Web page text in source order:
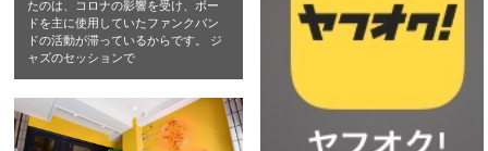
たのは、コロナの影響を受け、ボー
ドを主に使用していたファンクバン
ドの活動が滞っているからです。 ジ
ャズのセッションで